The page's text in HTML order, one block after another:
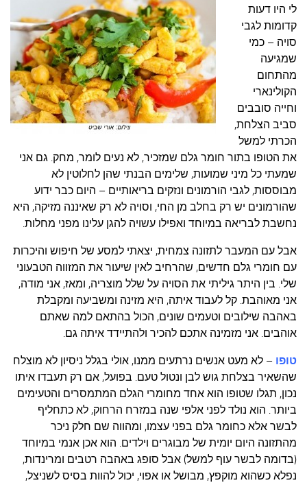
לי היו דעות
קדומות לגבי
סויה – כמי
שמגיעה
מהתחום
הקולינארי
וחייה סובבים
סביב הצלחת,
הכרתי למשל
את הטופו בתור חומר גלם שמזכיר, לא נעים לומר, מחק. גם אני
שמעתי כל מיני שמועות, שלימים הבנתי שהן לחלוטין לא
מבוססות, לגבי הורמונים ונזקים בריאותיים – היום כבר ידוע
שהורמונים יש רק בחלב מן החי, וסויה לא רק שאיננה מזיקה, היא
נחשבת לבריאה במיוחד ואפילו עשויה להגן עלינו מפני מחלות.
אבל עם המעבר לתזונה צמחית, יצאתי למסע של חיפוש והיכרות
עם חומרי גלם חדשים, שהרחיב לאין שיעור את המזווה הטבעוני
שלי. בין היתר גיליתי את הסויה על שלל מוצריה, ומאז, אני מודה,
אני מאוהבת. קל לעבוד איתה, היא מזינה ומשביעה ומקבלת
באהבה שילובים וטעמים שונים, הכול בהתאם למה שאתם
אוהבים. אני מזמינה אתכם להכיר ולהתיידד איתה גם.
טופו – לא מעט אנשים נרתעים ממנו, אולי בגלל ניסיון לא מוצלח
שהשאיר בצלחת גוש לבן ונטול טעם. בפועל, אם רק תעבדו איתו
נכון, תגלו שטופו הוא אחד מחומרי הגלם המתמסרים והטעימים
ביותר. הוא נולד לפני אלפי שנה במזרח הרחוק, לא כתחליף
לבשר אלא כחומר גלם בפני עצמו, ומהווה שם חלק ניכר
מהתזונה היום יומית של מבוגרים וילדים. הוא אכן אנמי במיוחד
(בדומה לבשר עוף למשל) אבל סופג באהבה רטבים ומרינדות,
נפלא כשהוא מוקפץ, מבושל או אפוי, יכול להוות בסיס לשניצל,